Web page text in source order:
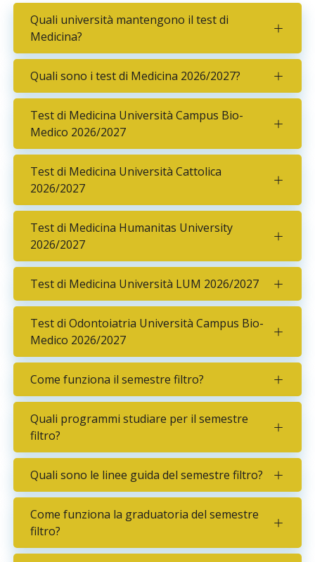
Quali università mantengono il test di
Medicina?
Quali sono i test di Medicina 2026/2027?
Test di Medicina Università Campus Bio-
Medico 2026/2027
Test di Medicina Università Cattolica
2026/2027
Test di Medicina Humanitas University
2026/2027
Test di Medicina Università LUM 2026/2027
Test di Odontoiatria Università Campus Bio-
Medico 2026/2027
Come funziona il semestre filtro?
Quali programmi studiare per il semestre
filtro?
Quali sono le linee guida del semestre filtro?
Come funziona la graduatoria del semestre
filtro?